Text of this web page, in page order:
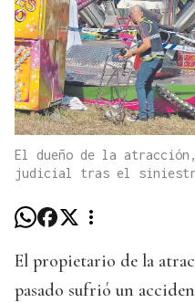
El dueño de la
judicial tras el
El propietario de la
pasado sufrió un